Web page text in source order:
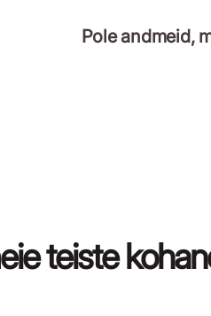
Pole andmeid,
teiste